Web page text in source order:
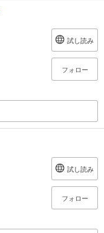
試し読み
フォロー
試し読み
フォロー